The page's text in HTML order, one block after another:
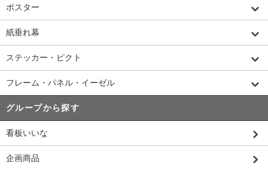
ポスター
紙垂れ幕
ステッカー・ピクト
フレーム・パネル・イーゼル
グループから探す
看板いいな
企画商品